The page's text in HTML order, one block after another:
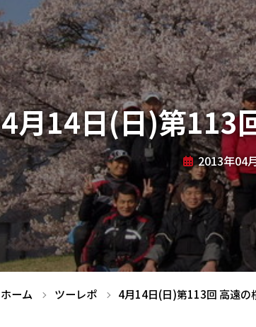
4月14日(日)第113
2013年04
ホーム ツーレポ 4月14日(日)第113回 高遠の